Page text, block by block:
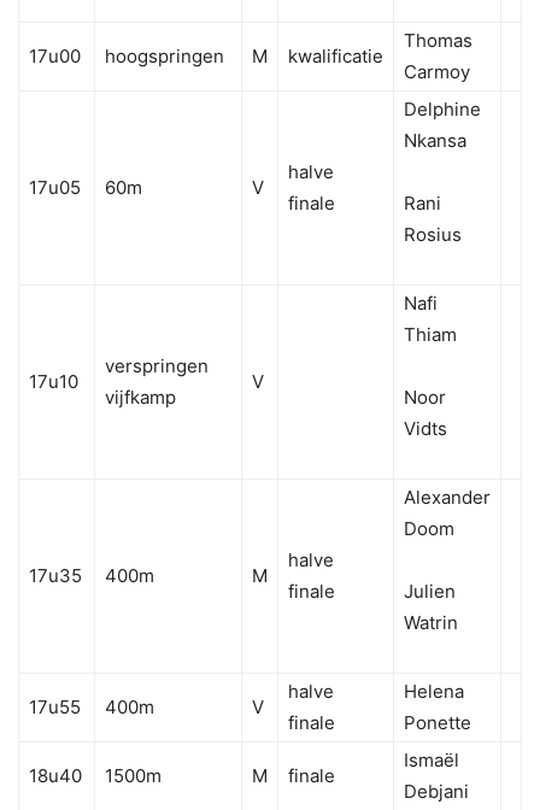
17u00 hoogspringen M kwalificatie
Thomas
Carmoy
17u05 60m V
halve
finale
Delphine
Nkansa
Rani
Rosius
17u10
verspringen
vijfkamp
V
Nafi
Thiam
Noor
Vidts
17u35 400m M
halve
finale
Alexander
Doom
Julien
Watrin
17u55 400m V
halve
finale
Helena
Ponette
18u40 1500m M finale
Ismaël
Debjani